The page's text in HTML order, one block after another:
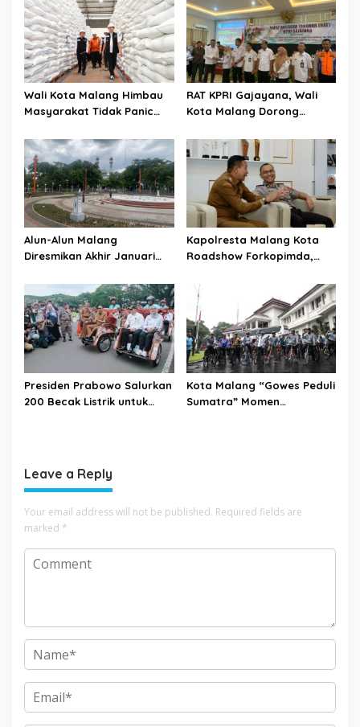
Wali Kota Malang Himbau
Masyarakat Tidak Panic
RAT KPRI Gajayana, Wali
Kota Malang Dorong
Kesejahteraan ASN
Alun-Alun Malang
Diresmikan Akhir Januari
Kapolresta Malang Kota
Roadshow Forkopimda,
Pemetaan Kamtibmas
Presiden Prabowo Salurkan
200 Becak Listrik untuk
Kota Malang “Gowes Peduli
Sumatra” Momen
Leave a Reply
Your email address will not be published. Required fields are
marked *